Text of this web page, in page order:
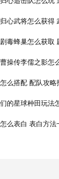
么搭配 配队攻略
么表白 表白方法